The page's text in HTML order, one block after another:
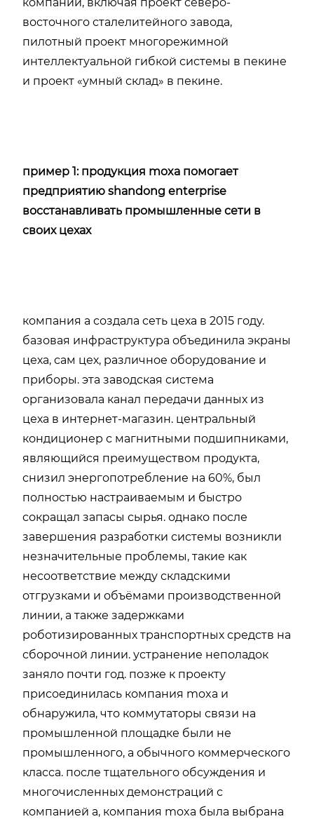
восточного сталелитейного завода,
пилотный проект многорежимной
интеллектуальной гибкой системы в пекине
и проект «умный склад» в пекине.
пример 1: продукция moxa помогает
предприятию shandong enterprise
восстанавливать промышленные сети в
своих цехах
компания a создала сеть цеха в 2015 году.
базовая инфраструктура объединила экраны
цеха, сам цех, различное оборудование и
приборы. эта заводская система
организовала канал передачи данных из
цеха в интернет-магазин. центральный
кондиционер с магнитными подшипниками,
являющийся преимуществом продукта,
снизил энергопотребление на 60%, был
полностью настраиваемым и быстро
сокращал запасы сырья. однако после
завершения разработки системы возникли
незначительные проблемы, такие как
несоответствие между складскими
отгрузками и объёмами производственной
линии, а также задержками
роботизированных транспортных средств на
сборочной линии. устранение неполадок
заняло почти год. позже к проекту
присоединилась компания moxa и
обнаружила, что коммутаторы связи на
промышленной площадке были не
промышленного, а обычного коммерческого
класса. после тщательного обсуждения и
многочисленных демонстраций с
компанией a, компания moxa была выбрана